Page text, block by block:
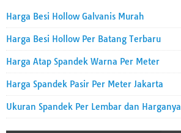
Harga Besi Hollow Galvanis Murah
Harga Besi Hollow Per Batang Terbaru
Harga Atap Spandek Warna Per Meter
Harga Spandek Pasir Per Meter Jakarta
Ukuran Spandek Per Lembar dan Harganya